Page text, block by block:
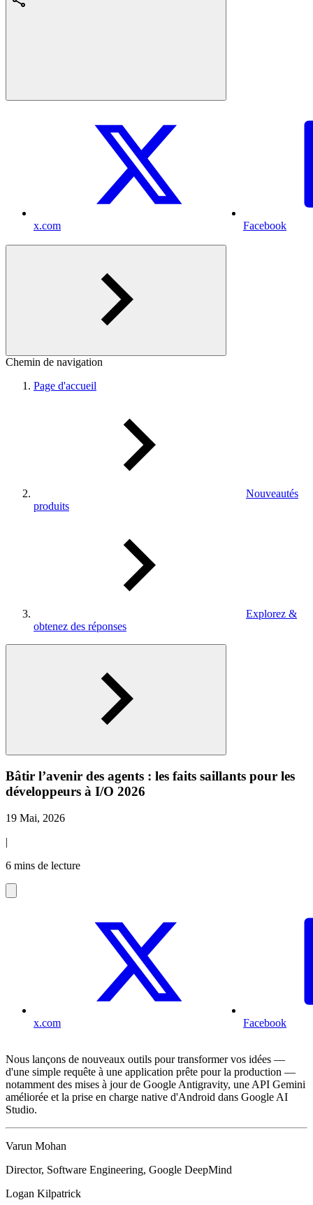
x.com Facebook
Chemin de navigation
Page d'accueil
Nouveautés
produits
Explorez &
obtenez des réponses
Bâtir l’avenir des agents : les faits saillants pour les
développeurs à I/O 2026
19 Mai, 2026
|
6 mins de lecture
x.com Facebook
Nous lançons de nouveaux outils pour transformer vos idées —
d'une simple requête à une application prête pour la production —
notamment des mises à jour de Google Antigravity, une API Gemini
améliorée et la prise en charge native d'Android dans Google AI
Studio.
Varun Mohan
Director, Software Engineering, Google DeepMind
Logan Kilpatrick